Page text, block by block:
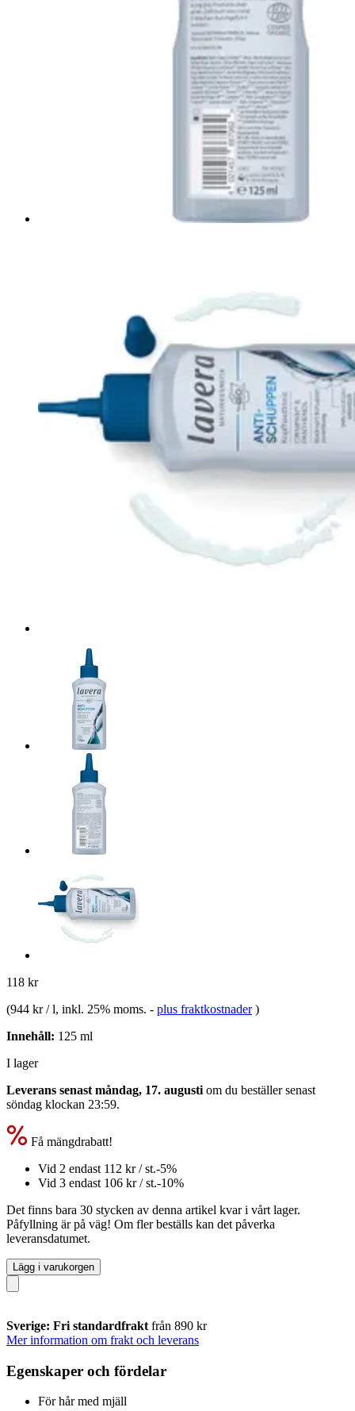
118 kr
(944 kr / l, inkl. 25% moms. - plus fraktkostnader )
Innehåll: 125 ml
I lager
Leverans senast måndag, 17. augusti om du beställer senast
söndag klockan 23:59.
Få mängdrabatt!
Vid 2 endast 112 kr/ st.-5%
Vid 3 endast 106 kr/ st.-10%
Det finns bara 30 stycken av denna artikel kvar i vårt lager.
Påfyllning är på väg! Om fler beställs kan det påverka
leveransdatumet.
Lägg i varukorgen
Sverige: Fri standardfrakt från 890 kr
Mer information om frakt och leverans
Egenskaper och fördelar
För hår med mjäll